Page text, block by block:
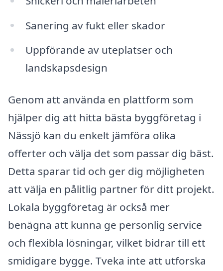
Sanering av fukt eller skador
Uppförande av uteplatser och
landskapsdesign
Genom att använda en plattform som
hjälper dig att hitta bästa byggföretag i
Nässjö kan du enkelt jämföra olika
offerter och välja det som passar dig bäst.
Detta sparar tid och ger dig möjligheten
att välja en pålitlig partner för ditt projekt.
Lokala byggföretag är också mer
benägna att kunna ge personlig service
och flexibla lösningar, vilket bidrar till ett
smidigare bygge. Tveka inte att utforska